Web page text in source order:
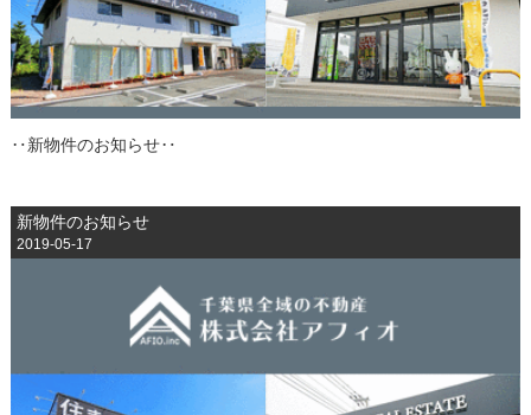
‥新物件のお知らせ‥
新物件のお知らせ
2019-05-17